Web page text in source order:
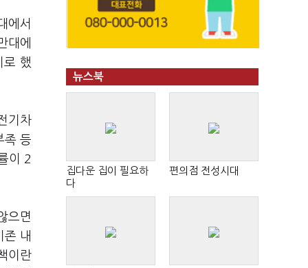
에서
대에
로 했
기차
족 등
이 2
으면
존 내
이란
뉴스북
집다운 집이 필요하
다
편의점 전성시대